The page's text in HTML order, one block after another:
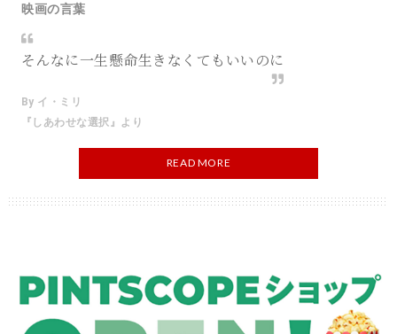
映画の言葉
そんなに一生懸命生きなくてもいいのに
By イ・ミリ
『しあわせな選択』より
READ MORE